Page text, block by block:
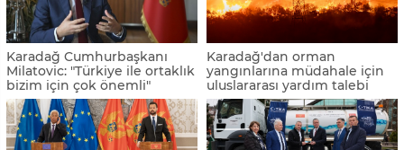
Karadağ Cumhurbaşkanı
Milatovic: "Türkiye ile ortaklık
bizim için çok önemli"
Karadağ'dan orman
yangınlarına müdahale için
uluslararası yardım talebi